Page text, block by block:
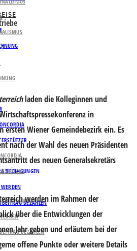
BEDINGUNGEN
BEZAHLEN
BEDINGUNGEN
BEZAHLEN
laden die Kolleginnen und
in
ersten Wiener Gemeindebezirk ein. Es
nach der Wahl des neuen Präsidenten
des neuen Generalsekretärs
werden im Rahmen der
über die Entwicklungen der
Jahr geben und erläutern bei der
offene Punkte oder weitere Details